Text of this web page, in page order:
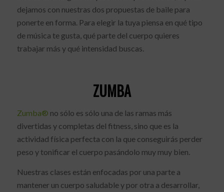
dejamos con nuestras dos propuestas de baile para
ponerte en forma. Para elegir la tuya piensa en qué tipo
de música te gusta, qué parte del cuerpo quieres
trabajar más y qué intensidad buscas.
ZUMBA
Zumba® no sólo es sólo una de las ramas más
divertidas y completas del fitness, sino que es la
actividad física perfecta con la que conseguirás perder
peso y tonificar el cuerpo pasándolo muy muy bien.
Nuestras clases están enfocadas por una parte a
mantener un cuerpo saludable y por otra a desarrollar,